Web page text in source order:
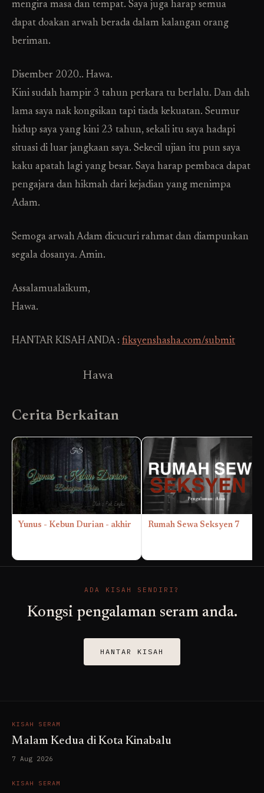
mengira masa dan tempat. Saya juga harap semua
dapat doakan arwah berada dalam kalangan orang
beriman.
Disember 2020.. Hawa.
Kini sudah hampir 3 tahun perkara tu berlalu. Dan dah
lama saya nak kongsikan tapi tiada kekuatan. Seumur
hidup saya yang kini 23 tahun, sekali itu saya hadapi
situasi di luar jangkaan saya. Sekecil ujian itu pun saya
kaku apatah lagi yang besar. Saya harap pembaca dapat
pengajara dan hikmah dari kejadian yang menimpa
Adam.
Semoga arwah Adam dicucuri rahmat dan diampunkan
segala dosanya. Amin.
Assalamualaikum,
Hawa.
HANTAR KISAH ANDA : fiksyenshasha.com/submit
Hawa
Cerita Berkaitan
Yunus - Kebun Durian - akhir Rumah Sewa Seksyen 7
ADA KISAH SENDIRI?
Kongsi pengalaman seram anda.
HANTAR KISAH
KISAH SERAM
Malam Kedua di Kota Kinabalu
7 Aug 2026
KISAH SERAM